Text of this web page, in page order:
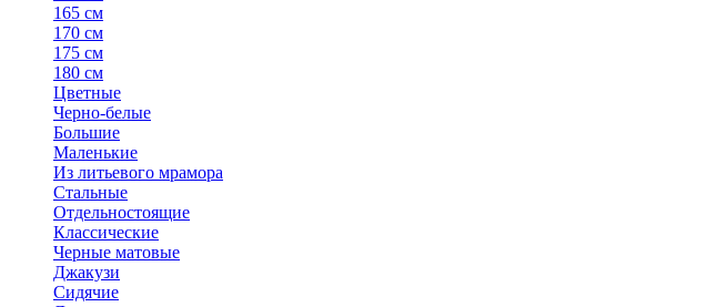
165 см
170 см
175 см
180 см
Цветные
Черно-белые
Большие
Маленькие
Из литьевого мрамора
Стальные
Отдельностоящие
Классические
Черные матовые
Джакузи
Сидячие